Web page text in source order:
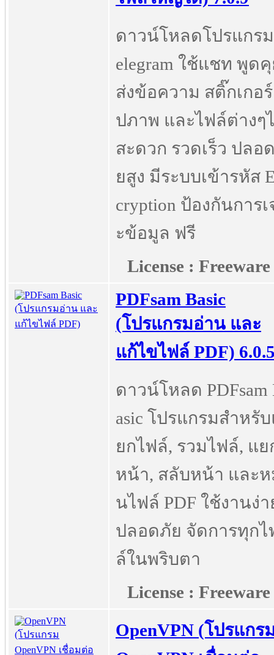
ดาวน์โหลดโปรแกร
elegram ใช้แชท พูด
ส่งข้อความ สติ๊กเกอ
ปภาพ และไฟล์ต่างๆ
สะดวก รวดเร็ว ปลอ
ยสูง มีระบบเข้ารหัส
cryption ป้องกันการเ
ะข้อมูล ฟรี
License : Freeware
PDFsam Basic
(โปรแกรมอ่าน และ
แก้ไขไฟล์ PDF)
ดาวน์โหลด PDFsam
asic โปรแกรมสำหรั
ยกไฟล์, รวมไฟล์, แย
หน้า, สลับหน้า และ
นไฟล์ PDF ใช้งานง่า
ปลอดภัย จัดการทุกไ
ล์ในพริบตา
License : Freeware
OpenVPN (โปรแกร